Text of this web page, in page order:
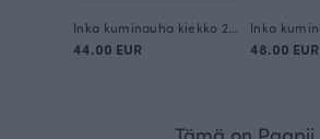
Inka kuminauha kiekko 20mm / 50m
44.00 EUR 48.00 EUR